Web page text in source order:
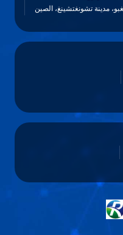
مدينة تشونغتشينغ، الصين